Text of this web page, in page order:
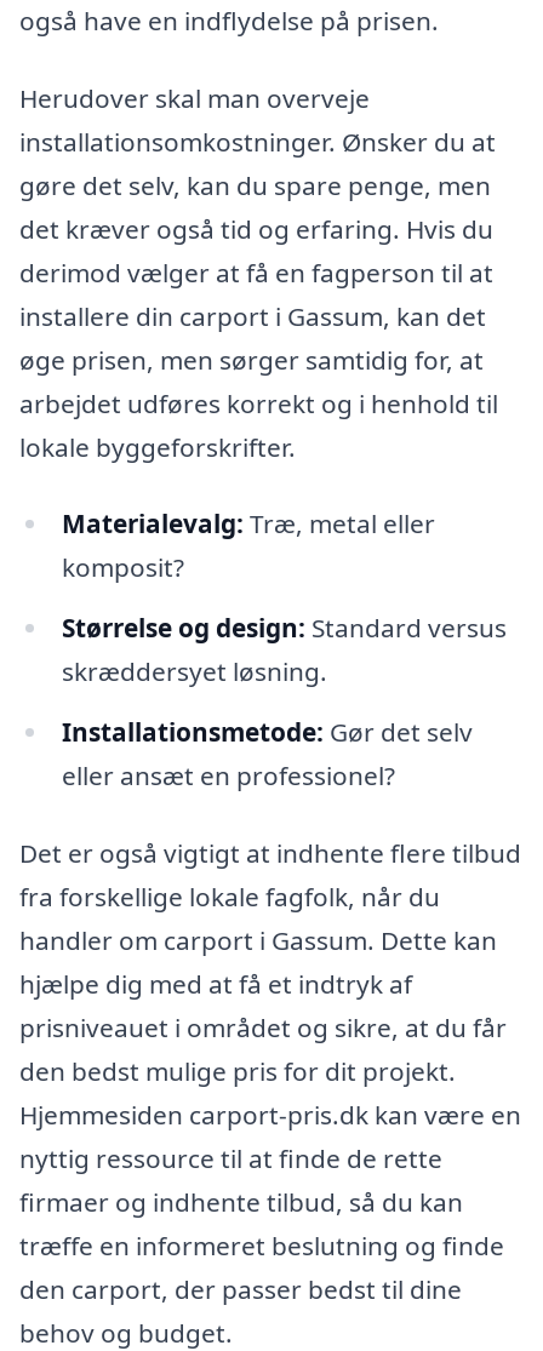
også have en indflydelse på prisen.
Herudover skal man overveje
installationsomkostninger. Ønsker du at
gøre det selv, kan du spare penge, men
det kræver også tid og erfaring. Hvis du
derimod vælger at få en fagperson til at
installere din carport i Gassum, kan det
øge prisen, men sørger samtidig for, at
arbejdet udføres korrekt og i henhold til
lokale byggeforskrifter.
Materialevalg: Træ, metal eller
komposit?
Størrelse og design: Standard versus
skræddersyet løsning.
Installationsmetode: Gør det selv
eller ansæt en professionel?
Det er også vigtigt at indhente flere tilbud
fra forskellige lokale fagfolk, når du
handler om carport i Gassum. Dette kan
hjælpe dig med at få et indtryk af
prisniveauet i området og sikre, at du får
den bedst mulige pris for dit projekt.
Hjemmesiden carport-pris.dk kan være en
nyttig ressource til at finde de rette
firmaer og indhente tilbud, så du kan
træffe en informeret beslutning og finde
den carport, der passer bedst til dine
behov og budget.